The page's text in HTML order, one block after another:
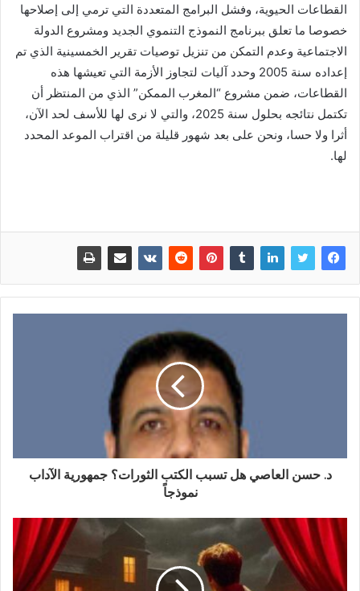
القطاعات الحيوية، وفشل البرامج المتعددة التي ترمي إلى إصلاحها
خصوصا ما تعلق ببرنامج النموذج التنموي الجديد ومشروع الدولة
الاجتماعية وعدم التمكن من تنزيل توصيات تقرير الخمسينية الذي تم
إعداده سنة 2005 وحدد آليات لتجاوز الأزمة التي تعيشها هذه
القطاعات، ضمن مشروع “المغرب الممكن” الذي من المنتظر أن
تكتمل نتائجه بحلول سنة 2025، والتي لا نرى
لها للأسف لحد الآن،
أثرا ولا حسا، ونحن على بعد شهور قليلة من اقتراب الموعد المحدد
لها.
د. حسن العاصي هل تسبب الكتب الثورات؟ جمهورية الآداب
نموذجاً